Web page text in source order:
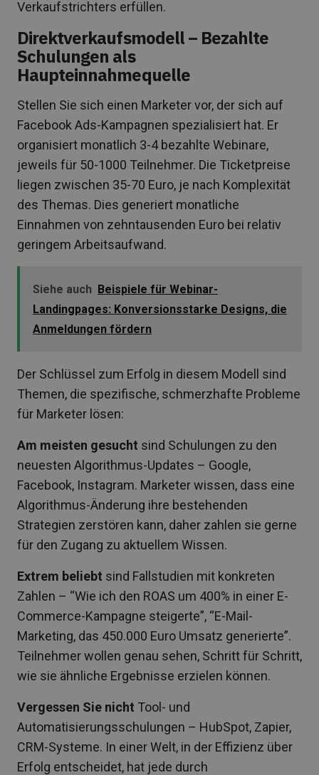
Verkaufstrichters erfüllen.
Direktverkaufsmodell – Bezahlte
Schulungen als
Haupteinnahmequelle
Stellen Sie sich einen Marketer vor, der sich auf
Facebook Ads-Kampagnen spezialisiert hat. Er
organisiert monatlich 3-4 bezahlte Webinare,
jeweils für 50-1000 Teilnehmer. Die Ticketpreise
liegen zwischen 35-70 Euro, je nach Komplexität
des Themas. Dies generiert monatliche
Einnahmen von zehntausenden Euro bei relativ
geringem Arbeitsaufwand.
Siehe auch Beispiele für Webinar-
Landingpages: Konversionsstarke Designs, die
Anmeldungen fördern
Der Schlüssel zum Erfolg in diesem Modell sind
Themen, die spezifische, schmerzhafte Probleme
für Marketer lösen:
Am meisten gesucht sind Schulungen zu den
neuesten Algorithmus-Updates – Google,
Facebook, Instagram. Marketer wissen, dass eine
Algorithmus-Änderung ihre bestehenden
Strategien zerstören kann, daher zahlen sie gerne
für den Zugang zu aktuellem Wissen.
Extrem beliebt sind Fallstudien mit konkreten
Zahlen – “Wie ich den ROAS um 400% in einer E-
Commerce-Kampagne steigerte”, “E-Mail-
Marketing, das 450.000 Euro Umsatz generierte”.
Teilnehmer wollen genau sehen, Schritt für Schritt,
wie sie ähnliche Ergebnisse erzielen können.
Vergessen Sie nicht Tool- und
Automatisierungsschulungen – HubSpot, Zapier,
CRM-Systeme. In einer Welt, in der Effizienz über
Erfolg entscheidet, hat jede durch